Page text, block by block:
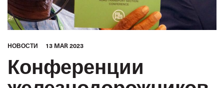
HОВОСТИ 13 MAR 2023
Конференции